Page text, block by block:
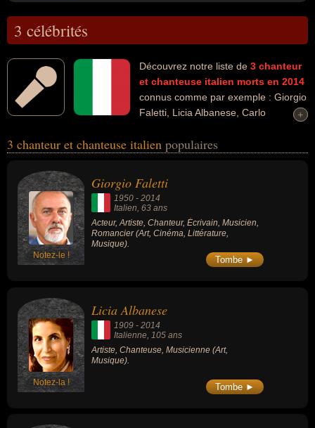
3 célébrités
Découvrez notre liste de 3 chanteur
et chanteuse italien morts en 2014
connus comme par exemple : Giorgio
Faletti, Licia Albanese, Carlo
les domaines de l'art, du cinéma, de la littérature ou de la musique.
musicien ou romancier.
+
+
3 chanteur et chanteuse italien populaires
Notez-le !
Giorgio Faletti
1950 - 2014
Italien, 63 ans
Acteur, Artiste, Chanteur, Écrivain, Musicien,
Romancier (Art, Cinéma, Littérature,
Musique).
Tombe ►
Notez-la !
Licia Albanese
1909 - 2014
Italienne , 105 ans
Artiste, Chanteuse, Musicienne (Art,
Musique).
Tombe ►